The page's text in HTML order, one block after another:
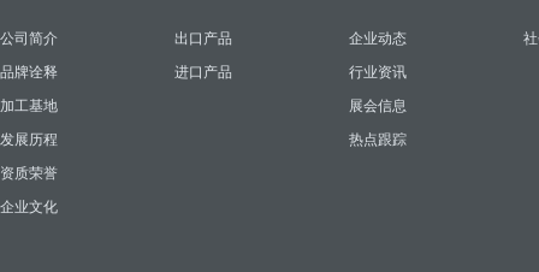
公司简介
品牌诠释
加工基地
发展历程
资质荣誉
企业文化
出口产品
进口产品
企业动态
行业资讯
展会信息
热点跟踪